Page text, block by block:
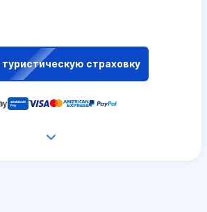
туристическую страховку